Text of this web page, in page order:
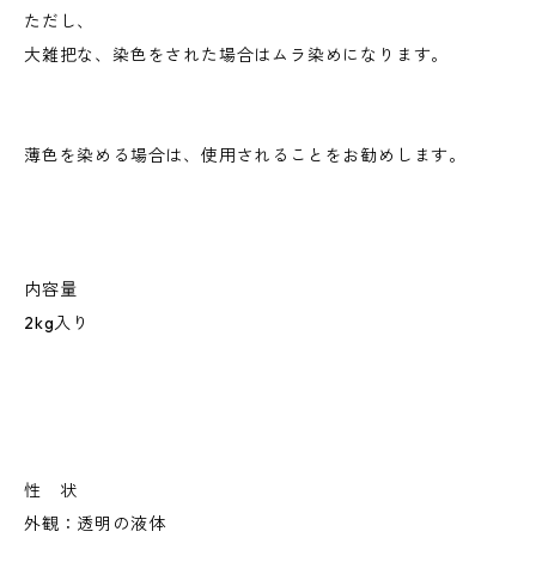
ただし、
大雑把な、染色をされた場合はムラ染めになります。
薄色を染める場合は、使用されることをお勧めします。
内容量
2kg入り
性 状
外観：透明の液体